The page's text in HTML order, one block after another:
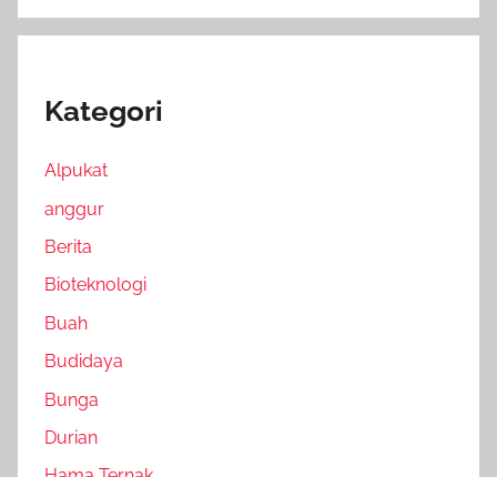
Kategori
Alpukat
anggur
Berita
Bioteknologi
Buah
Budidaya
Bunga
Durian